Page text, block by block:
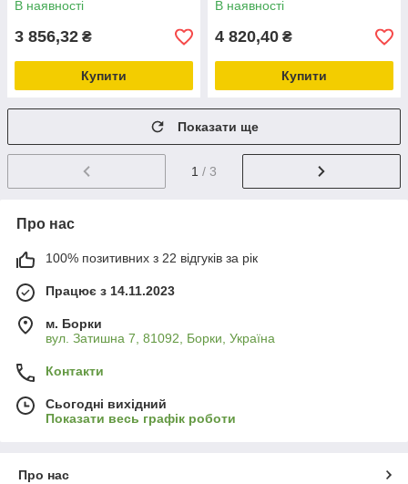
В наявності
3 856,32 ₴
Купити
В наявності
4 820,40 ₴
Купити
Показати ще
1 / 3
Про нас
100% позитивних з 22 відгуків за рік
Працює з 14.11.2023
м. Борки
вул. Затишна 7, 81092, Борки, Україна
Контакти
Сьогодні вихідний
Показати весь графік роботи
Про нас